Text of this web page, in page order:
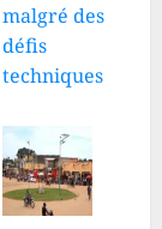
malgré des
défis
techniques